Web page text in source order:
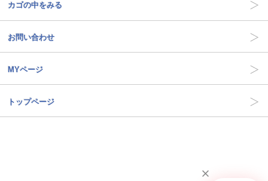
カゴの中をみる
お問い合わせ
MYページ
トップページ